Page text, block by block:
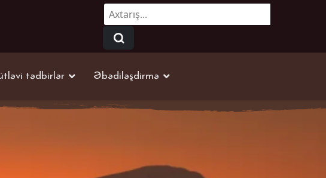
Axtarmaq...
tədbirlər Əbədiləşdirmə